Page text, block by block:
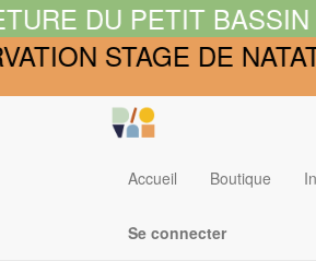
DU PETIT BASSIN
STAGE DE
Accueil Boutique
Se connecter